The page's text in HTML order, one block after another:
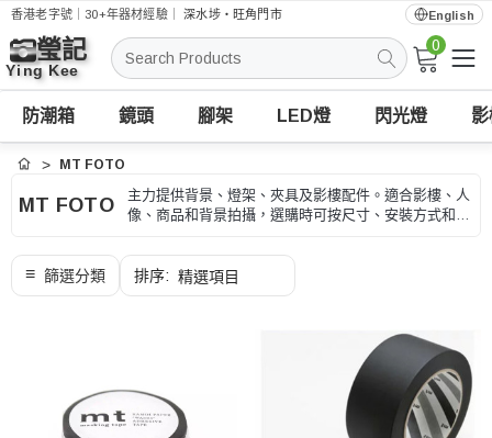
香港老字號｜30+年器材經驗｜深水埗・旺角門市 English
搜
索
0
防潮箱 鏡頭 腳架 LED燈 閃光燈
首頁 MT FOTO
MT FOTO
主力提供背景、燈架、夾具及影樓配件。適合影樓、人
像、商品和背景拍攝，選購時可按尺寸、安裝方式和拍